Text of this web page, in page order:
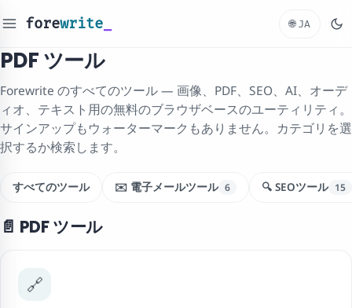
forewrite 🌐 JA
PDF ツール
Forewrite のすべてのツール — 画像、PDF、SEO、AI、オーデ
ィオ、テキスト用の無料のブラウザベースのユーティリティ。
サインアップもウォーターマークもありません。カテゴリを選
択するか検索します。
すべてのツール ✉️ 電子メールツール 6 🔍 SEOツール 15
📄 PDF ツール
🔗